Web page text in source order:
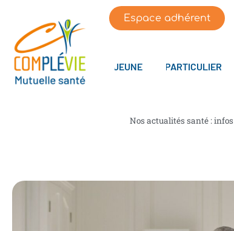
Espace adhérent
JEUNE PARTICULIER
Nos actualités santé :